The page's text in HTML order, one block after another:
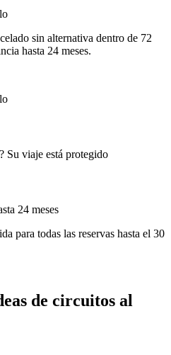
sin alternativa dentro de 72
hasta 24 meses.
Su viaje está protegido
24 meses
para todas las reservas hasta el 30
de circuitos al